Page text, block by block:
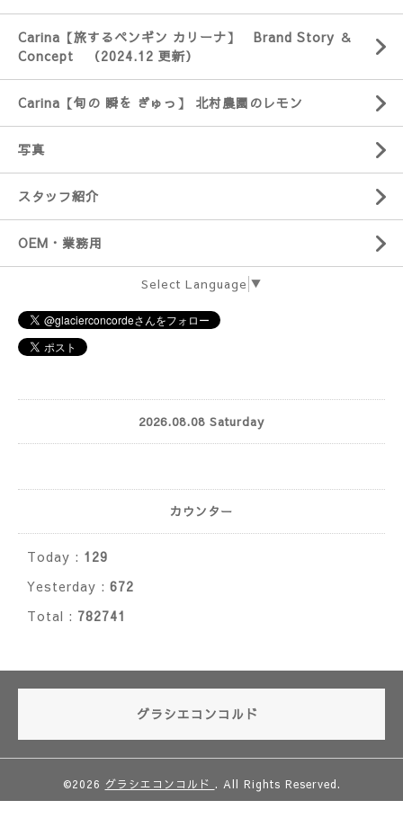
Carina【旅するペンギン カリーナ】 Brand Story ＆
Concept （2024.12 更新）
Carina【旬の 瞬を ぎゅっ】 北村農園のレモン
写真
スタッフ紹介
OEM・業務用
Select Language ▼
2026.08.08 Saturday
カウンター
Today : 129
Yesterday : 672
Total : 782741
グラシエコンコルド
©2026 グラシエコンコルド . All Rights Reserved.